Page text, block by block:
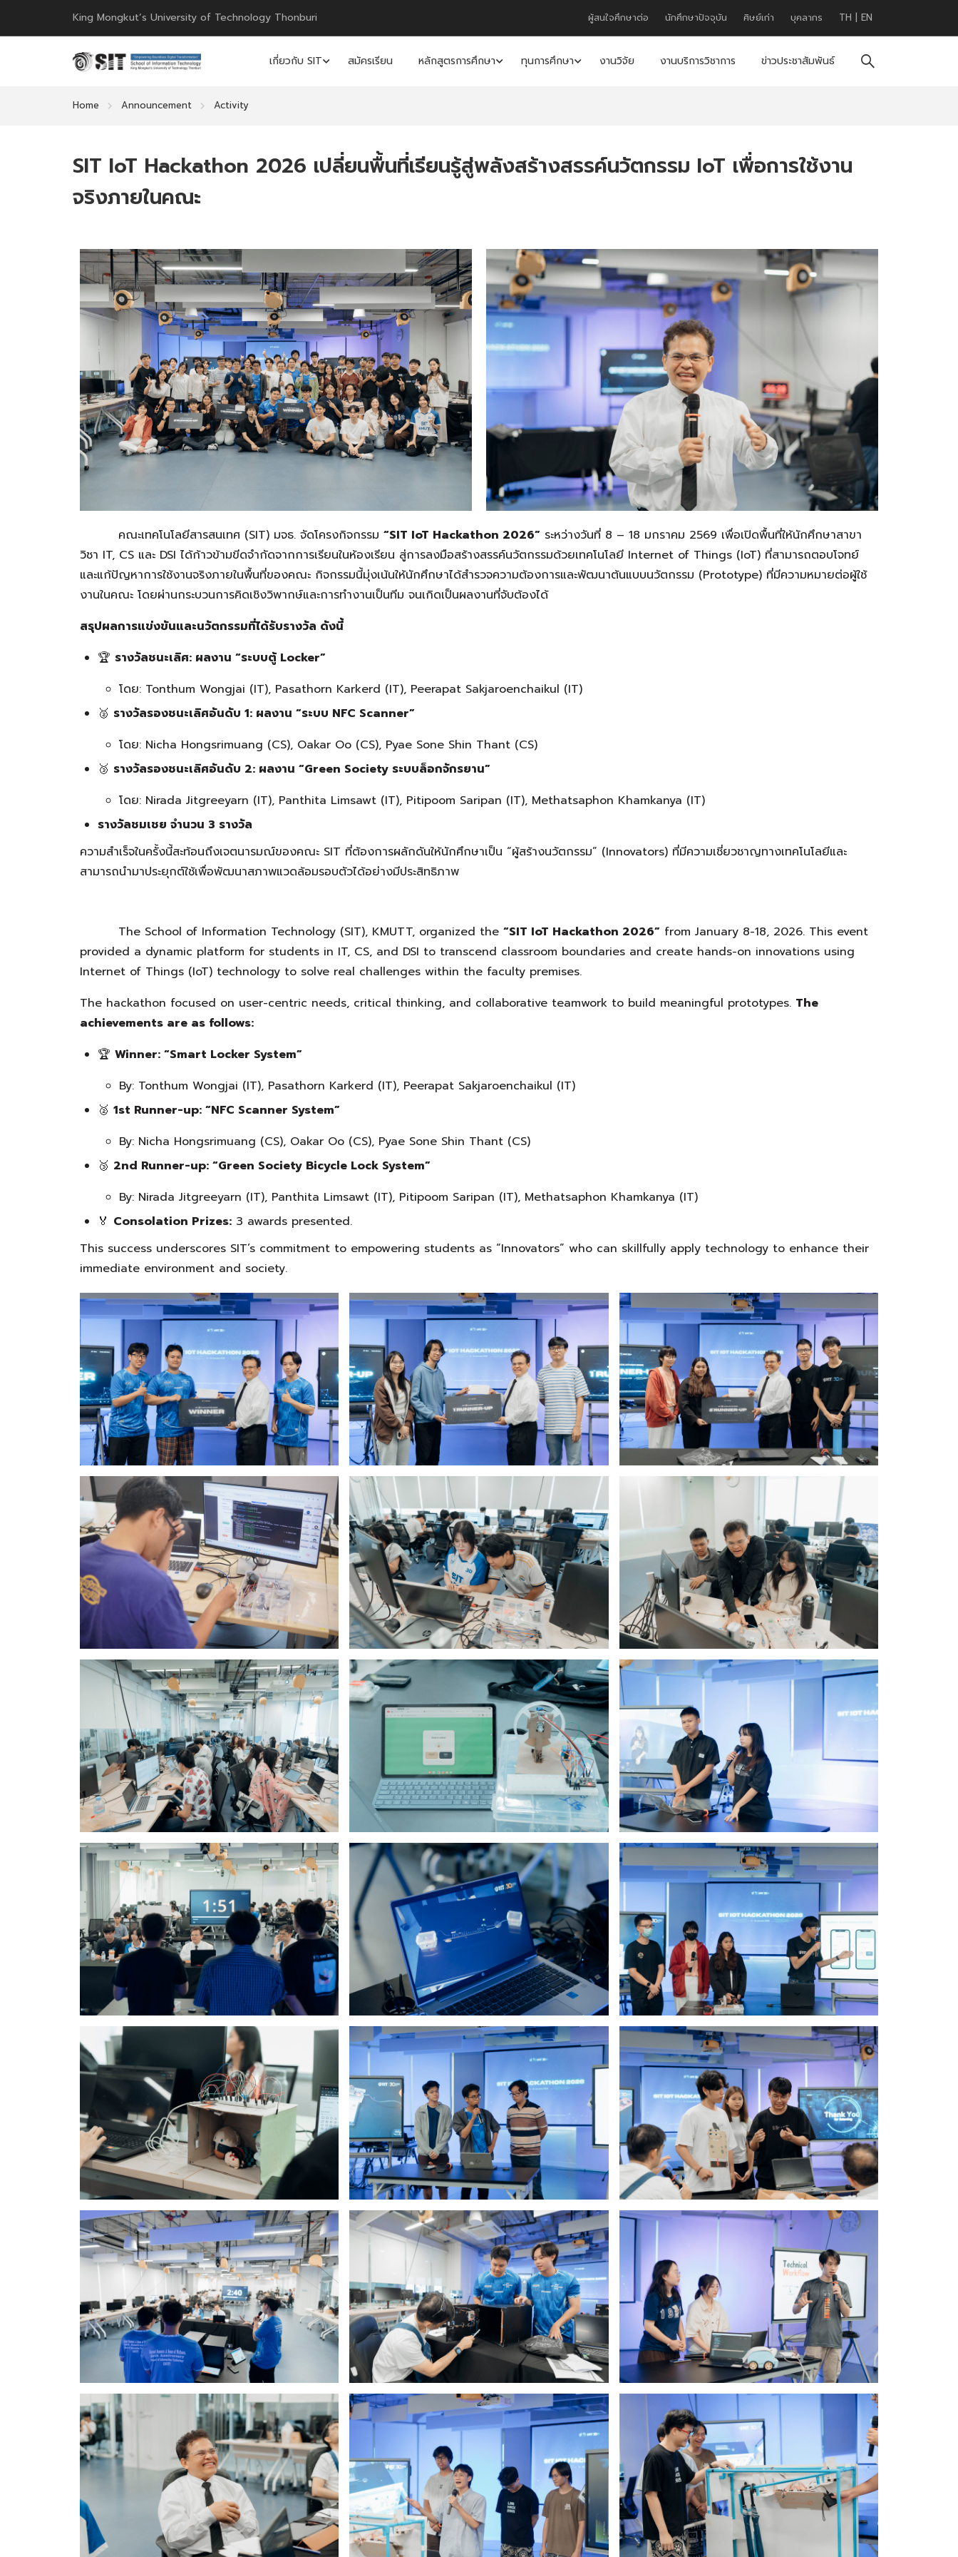
King Mongkut’s University of Technology Thonburi ผู้สนใจศึกษาต่อ นักศึกษาปัจจุบัน ศิษย์เก่า บุคลากร TH | EN
เกี่ยวกับ SIT สมัครเรียน หลักสูตรการศึกษา ทุนการศึกษา งานวิจัย งานบริการวิชาการ ข่าวประชาสัมพันธ์
Home Announcement Activity
SIT IoT Hackathon 2026 เปลี่ยนพื้นที่เรียนรู้สู่พลังสร้างสรรค์นวัตกรรม IoT เพื่อการใช้งาน
จริงภายในคณะ
คณะเทคโนโลยีสารสนเทศ (SIT) มจธ. จัดโครงกิจกรรม “SIT IoT Hackathon 2026” ระหว่างวันที่ 8 – 18 มกราคม 2569 เพื่อเปิดพื้นที่ให้นักศึกษาสาขา
วิชา IT, CS และ DSI ได้ก้าวข้ามขีดจำกัดจากการเรียนในห้องเรียน สู่การลงมือสร้างสรรค์นวัตกรรมด้วยเทคโนโลยี Internet of Things (IoT) ที่สามารถตอบโจทย์
และแก้ปัญหาการใช้งานจริงภายในพื้นที่ของคณะ กิจกรรมนี้มุ่งเน้นให้นักศึกษาได้สำรวจความต้องการและพัฒนาต้นแบบนวัตกรรม (Prototype) ที่มีความหมายต่อผู้ใช้
งานในคณะ โดยผ่านกระบวนการคิดเชิงวิพากษ์และการทำงานเป็นทีม จนเกิดเป็นผลงานที่จับต้องได้
สรุปผลการแข่งขันและนวัตกรรมที่ได้รับรางวัล ดังนี้
🏆 รางวัลชนะเลิศ: ผลงาน “ระบบตู้ Locker”
โดย: Tonthum Wongjai (IT), Pasathorn Karkerd (IT), Peerapat Sakjaroenchaikul (IT)
🥈 รางวัลรองชนะเลิศอันดับ 1: ผลงาน “ระบบ NFC Scanner”
โดย: Nicha Hongsrimuang (CS), Oakar Oo (CS), Pyae Sone Shin Thant (CS)
🥉 รางวัลรองชนะเลิศอันดับ 2: ผลงาน “Green Society ระบบล็อกจักรยาน”
โดย: Nirada Jitgreeyarn (IT), Panthita Limsawt (IT), Pitipoom Saripan (IT), Methatsaphon Khamkanya (IT)
รางวัลชมเชย จำนวน 3 รางวัล
ความสำเร็จในครั้งนี้สะท้อนถึงเจตนารมณ์ของคณะ SIT ที่ต้องการผลักดันให้นักศึกษาเป็น “ผู้สร้างนวัตกรรม” (Innovators) ที่มีความเชี่ยวชาญทางเทคโนโลยีและ
สามารถนำมาประยุกต์ใช้เพื่อพัฒนาสภาพแวดล้อมรอบตัวได้อย่างมีประสิทธิภาพ
The School of Information Technology (SIT), KMUTT, organized the “SIT IoT Hackathon 2026” from January 8-18, 2026. This event
provided a dynamic platform for students in IT, CS, and DSI to transcend classroom boundaries and create hands-on innovations using
Internet of Things (IoT) technology to solve real challenges within the faculty premises.
The hackathon focused on user-centric needs, critical thinking, and collaborative teamwork to build meaningful prototypes. The
achievements are as follows:
🏆 Winner: “Smart Locker System”
By: Tonthum Wongjai (IT), Pasathorn Karkerd (IT), Peerapat Sakjaroenchaikul (IT)
🥈 1st Runner-up: “NFC Scanner System”
By: Nicha Hongsrimuang (CS), Oakar Oo (CS), Pyae Sone Shin Thant (CS)
🥉 2nd Runner-up: “Green Society Bicycle Lock System”
By: Nirada Jitgreeyarn (IT), Panthita Limsawt (IT), Pitipoom Saripan (IT), Methatsaphon Khamkanya (IT)
🏅 Consolation Prizes: 3 awards presented.
This success underscores SIT’s commitment to empowering students as “Innovators” who can skillfully apply technology to enhance their
immediate environment and society.